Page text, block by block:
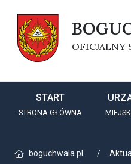
OFICJALNY
START
STRONA GŁÓWNA
boguchwala.pl